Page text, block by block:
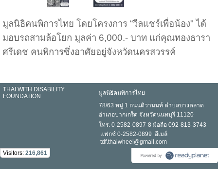
มูลนิธิคนพิการไทย โดยโครงการ “วีลแชร์เพื่อน้อง" ได้
มอบรถสามล้อโยก มูลค่า 6,000.- บาท แก่คุณทองธารา
ศรีเดช คนพิการซึ่งอาศัยอยู่จังหวัดนครสวรรค์
THAI WITH DISABILITY
FOUNDATION
มูลนิธิคนพิการไทย
78/63 หมู่ 1 ถนนติวานนท์ ตำบลบางตลาด
อำเภอปากเกร็ด จังหวัดนนทบุรี 11120
โทร. 0-2582-0897-8 มือถือ 092-813-3743
แฟกซ์ 0-2582-0899 อีเมล์
tdf.thaiwheel@gmail.com
Visitors: 216,861